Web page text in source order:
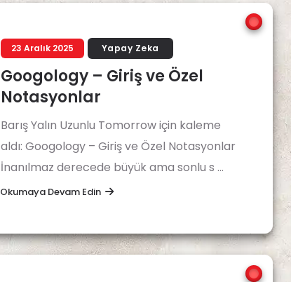
23 Aralık 2025 Yapay Zeka
Googology – Giriş ve Özel
Notasyonlar
Barış Yalın Uzunlu Tomorrow için kaleme
aldı: Googology – Giriş ve Özel Notasyonlar
İnanılmaz derecede büyük ama sonlu s ...
Okumaya Devam Edin